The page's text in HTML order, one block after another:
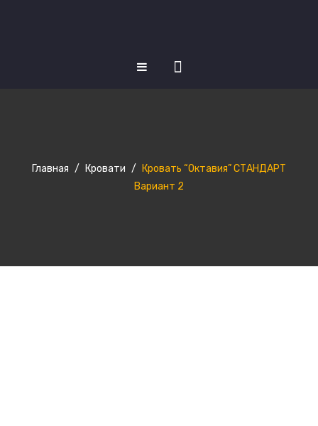
Кухни
НОВОСТИ
Главная / Кровати /
Кровать “Октавия” СТАНДАРТ
Вариант 2